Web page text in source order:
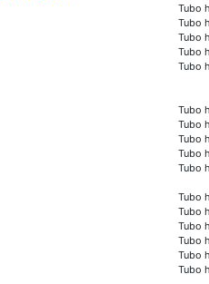
Tubo
Tubo
Tubo
Tubo
Tubo
Tubo
Tubo
Tubo
Tubo
Tubo
Tubo
Tubo
Tubo
Tubo
Tubo
Tubo